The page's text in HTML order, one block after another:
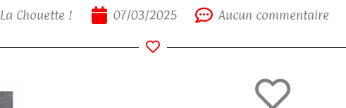
La Chouette ! 07/03/2025 Aucun commentaire